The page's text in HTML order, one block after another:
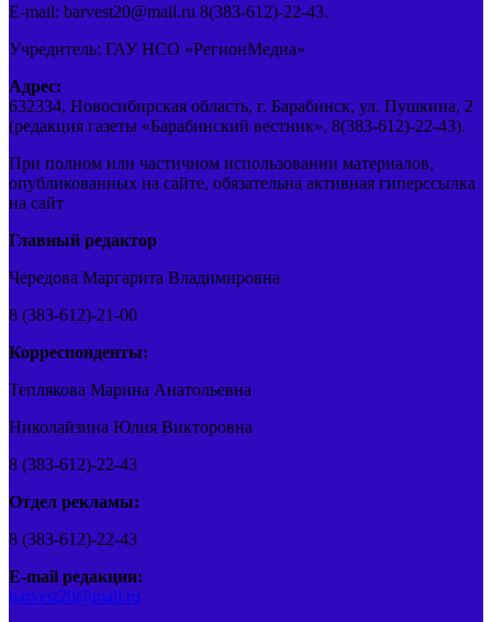
E-mail: barvest20@mail.ru 8(383-612)-22-43.
Учредитель: ГАУ НСО «РегионМедиа»
Адрес:
632334, Новосибирская область, г. Барабинск, ул. Пушкина, 2
(редакция газеты «Барабинский вестник», 8(383-612)-22-43).
При полном или частичном использовании материалов,
опубликованных на сайте, обязательна активная гиперссылка
на сайт
Главный редактор
Чередова Маргарита Владимировна
8 (383-612)-21-00
Корреспонденты:
Теплякова Марина Анатольевна
Николайзина Юлия Викторовна
8 (383-612)-22-43
Отдел рекламы:
8 (383-612)-22-43
E-mail редакции:
barvest20@mail.ru